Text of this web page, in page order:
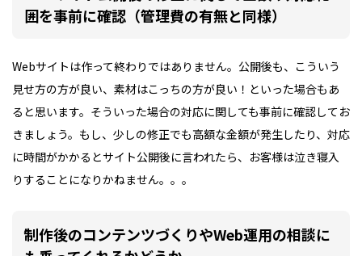
囲を事前に確認（管理費の有無と同様）
Webサイトは作って終わりではありません。公開後も、こういう
見せ方の方が良い、素材はこっちの方が良い！といった場合もあ
ると思います。そういった場合の対応に関しても事前に確認してお
きましょう。もし、少しの修正でも高額な金額が発生したり、対応
に時間がかかるとサイト公開後に言われたら、お客様は泣き寝入
りすることになりかねません。。。
制作後のコンテンツづくりやWeb運用の相談に